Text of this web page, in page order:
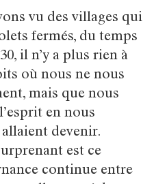
vu des villages qui
fermés, du temps
il n’y a plus rien à
où nous ne nous
mais que nous
en nous
devenir.
est ce
continue entre